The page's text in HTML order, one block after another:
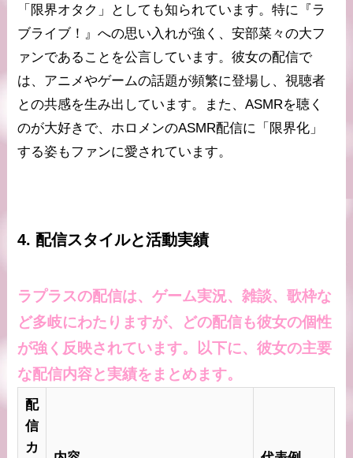
「限界オタク」としても知られています。特に『ラ
ブライブ！』への思い入れが強く、安部菜々の大フ
ァンであることを公言しています。彼女の配信で
は、アニメやゲームの話題が頻繁に登場し、視聴者
との共感を生み出しています。また、ASMRを聴く
のが大好きで、ホロメンのASMR配信に「限界化」
する姿もファンに愛されています。
4. 配信スタイルと活動実績
ラプラスの配信は、ゲーム実況、雑談、歌枠な
ど多岐にわたりますが、どの配信も彼女の個性
が強く反映されています。以下に、彼女の主要
な配信内容と実績をまとめます。
配
信
カ